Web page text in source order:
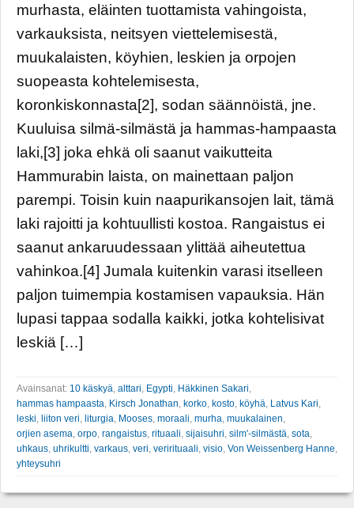
murhasta, eläinten tuottamista vahingoista,
varkauksista, neitsyen viettelemisestä,
muukalaisten, köyhien, leskien ja orpojen
suopeasta kohtelemisesta,
koronkiskonnasta[2], sodan säännöistä, jne.
Kuuluisa silmä-silmästä ja hammas-hampaasta
laki,[3] joka ehkä oli saanut vaikutteita
Hammurabin laista, on mainettaan paljon
parempi. Toisin kuin naapurikansojen lait, tämä
laki rajoitti ja kohtuullisti kostoa. Rangaistus ei
saanut ankaruudessaan ylittää aiheutettua
vahinkoa.[4] Jumala kuitenkin varasi itselleen
paljon tuimempia kostamisen vapauksia. Hän
lupasi tappaa sodalla kaikki, jotka kohtelisivat
leskiä […]
Avainsanat: 10 käskyä, alttari, Egypti, Häkkinen Sakari,
hammas hampaasta, Kirsch Jonathan, korko, kosto, köyhä, Latvus Kari,
leski, liiton veri, liturgia, Mooses, moraali, murha, muukalainen,
orjien asema, orpo, rangaistus, rituaali, sijaisuhri, silm'-silmästä, sota,
uhkaus, uhrikultti, varkaus, veri, verirituaali, visio, Von Weissenberg Hanne,
yhteysuhri